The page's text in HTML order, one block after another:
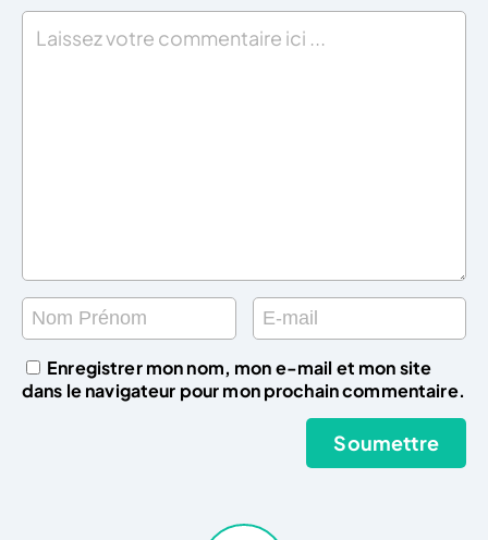
Enregistrer mon nom, mon e-mail et mon site
dans le navigateur pour mon prochain commentaire.